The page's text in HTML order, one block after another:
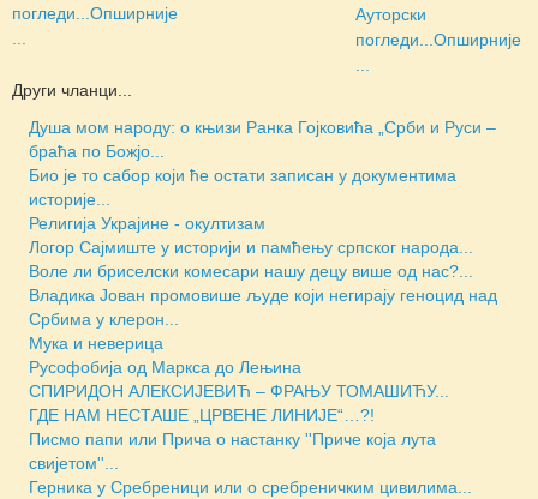
погледи... Опширније
Ауторски
погледи... Опширније
Други чланци...
Душа мом народу: о књизи Ранка Гојковића „Срби и Руси –
браћа по Божјо...
Био је то сабор који ће остати записан у документима
историје...
Религија Украјине - окултизам
Логор Сајмиште у историји и памћењу српског народа...
Воле ли бриселски комесари нашу децу више од нас?...
Владика Јован промовише људе који негирају геноцид над
Србима у клерон...
Мука и неверица
Русофобија од Маркса до Лењина
СПИРИДОН АЛЕКСИЈЕВИЋ – ФРАЊУ ТОМАШИЋУ...
ГДЕ НАМ НЕСТАШЕ „ЦРВЕНЕ ЛИНИЈЕ“…?!
Писмо папи или Прича о настанку ''Приче која лута
свијетом''...
Герника у Сребреници или о сребреничким цивилима...